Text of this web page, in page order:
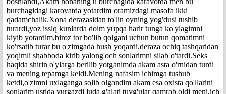
burchagidagi karovatda yotardim oramizdagi masofa ikki
qadamchalik.Xona derazasidan to'lin oyning yog'dusi tushib
turardi,yoz issiq kunlarda doim yupqa harir tunga ko'ylagimni
kiyib yotardim,biroz tor bo'lib qolgani uchun butun qomatimni
ko'rsatib turar bu o'zimgada hush yoqardi.deraza ochiq tashqaridan
yoqimli shabboda kirib yalong'och sonlarimni silab o'tardi.Seks
haqida shirin o'ylarga berilib yotganimda akam asta o'rnidan turdi
va mening tepamga keldi.Mening nafasim ichimga tushub
ketdi,o'zimni uxlaganga solib olgandim akam esa oxista qo'llarini
sonlarim ustida yurgazdi juda g'alati tuyg'ular qamrab oldi meni,ich